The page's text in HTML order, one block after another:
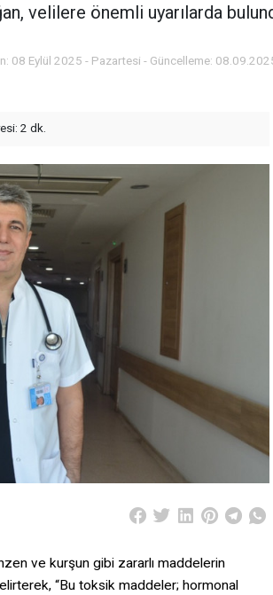
velilere önemli uyarılarda
08 Eylül 2025 - Pazartesi - Güncelleme:
2 dk.
ve kurşun gibi zararlı maddelerin
“Bu toksik maddeler; hormonal